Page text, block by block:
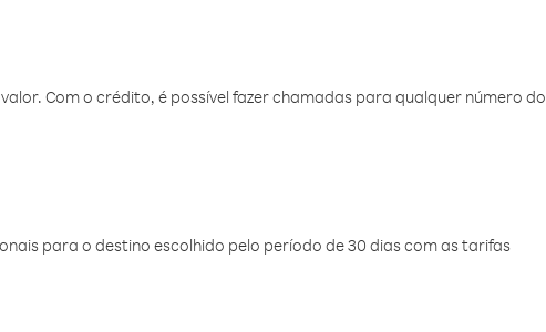
Com o crédito, é possível fazer chamadas para qualquer número do
para o destino escolhido pelo período de 30 dias com as tarifas